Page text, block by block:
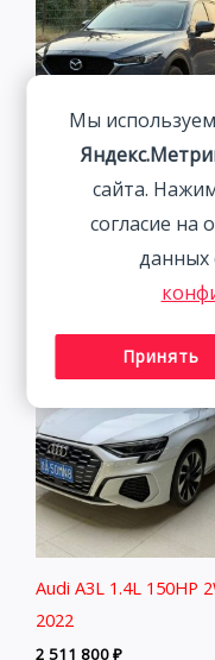
Mazda CX-5 2.0L 155HP
2WD 2021 | Пепел |
Audi A3L 1.4L 150HP
2022
2 511 800₽
Мы
сайта.
согласие на
данных
Принять